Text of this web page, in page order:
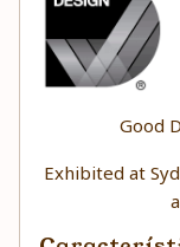
Good
Exhibited at